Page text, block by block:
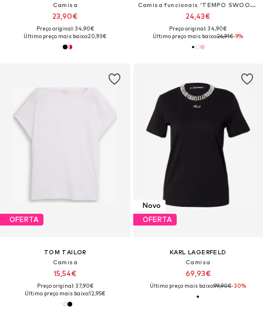
Camisa
23,90€
Preço original: 34,90€
Último preço mais baixo:20,93€
Camisa funcionais 'TEMPO SWOOSH'
24,43€
Preço original: 34,90€
Último preço mais baixo:26,91€-9%
OFERTA
TOM TAILOR
Camisa
15,54€
Preço original: 37,90€
Último preço mais baixo:12,95€
Novo
OFERTA
KARL LAGERFELD
Camisa
69,93€
Último preço mais baixo:99,90€-30%